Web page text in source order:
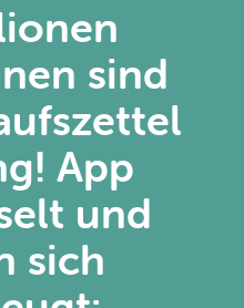
sind
App
und
sich